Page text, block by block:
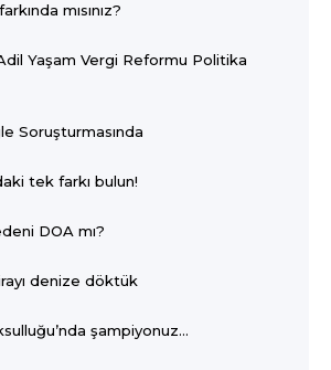
mısınız?
Yaşam Vergi Reformu Politika
Soruşturmasında
tek farkı bulun!
DOA mı?
denize döktük
şampiyonuz…